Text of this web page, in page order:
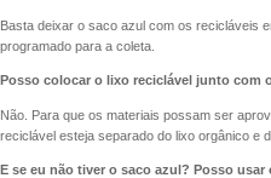
Basta deixar o saco azul com os recicláveis
programado para a coleta.
Posso colocar o lixo reciclável junto com
Não. Para que os materiais possam ser
reciclável esteja separado do lixo orgânico e
E se eu não tiver o saco azul? Posso usar